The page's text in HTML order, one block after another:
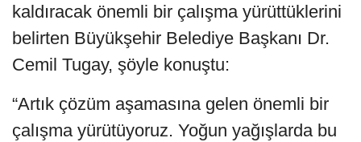
kaldıracak önemli bir çalışma yürüttüklerini
belirten Büyükşehir Belediye Başkanı Dr.
Cemil Tugay, şöyle konuştu:
“Artık çözüm aşamasına gelen önemli bir
çalışma yürütüyoruz. Yoğun yağışlarda bu